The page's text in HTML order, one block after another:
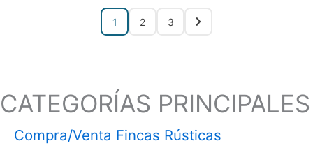
1 2 3
CATEGORÍAS PRINCIPALES
Compra/Venta Fincas Rústicas